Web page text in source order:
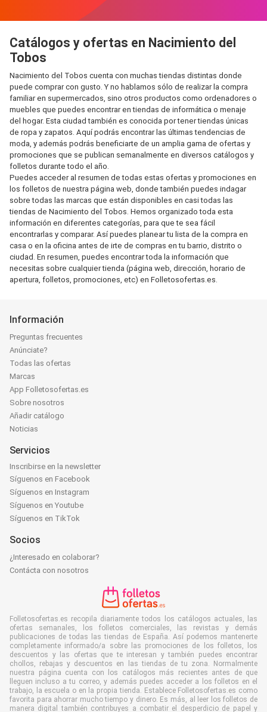
Catálogos y ofertas en Nacimiento del
Tobos
Nacimiento del Tobos cuenta con muchas tiendas distintas donde
puede comprar con gusto. Y no hablamos sólo de realizar la compra
familiar en supermercados, sino otros productos como ordenadores o
muebles que puedes encontrar en tiendas de informática o menaje
del hogar. Esta ciudad también es conocida por tener tiendas únicas
de ropa y zapatos. Aquí podrás encontrar las últimas tendencias de
moda, y además podrás beneficiarte de un amplia gama de ofertas y
promociones que se publican semanalmente en diversos catálogos y
folletos durante todo el año.
Puedes acceder al resumen de todas estas ofertas y promociones en
los folletos de nuestra página web, donde también puedes indagar
sobre todas las marcas que están disponibles en casi todas las
tiendas de Nacimiento del Tobos. Hemos organizado toda esta
información en diferentes categorías, para que te sea fácil
encontrarlas y comparar. Así puedes planear tu lista de la compra en
casa o en la oficina antes de irte de compras en tu barrio, distrito o
ciudad. En resumen, puedes encontrar toda la información que
necesitas sobre cualquier tienda (página web, dirección, horario de
apertura, folletos, promociones, etc) en Folletosofertas.es.
Información
Preguntas frecuentes
Anúnciate?
Todas las ofertas
Marcas
App Folletosofertas.es
Sobre nosotros
Añadir catálogo
Noticias
Servicios
Inscribirse en la newsletter
Síguenos en Facebook
Síguenos en Instagram
Síguenos en Youtube
Síguenos en TikTok
Socios
¿Interesado en colaborar?
Contácta con nosotros
Folletosofertas.es recopila diariamente todos los catálogos actuales, las
ofertas semanales, los folletos comerciales, las revistas y demás
publicaciones de todas las tiendas de España. Así podemos mantenerte
completamente informado/a sobre las promociones de los folletos, los
descuentos y las ofertas que te interesan y también puedes encontrar
chollos, rebajas y descuentos en las tiendas de tu zona. Normalmente
nuestra página cuenta con los catálogos más recientes antes de que
lleguen incluso a tu correo, y además puedes acceder a los folletos en el
trabajo, la escuela o en la propia tienda. Establece Folletosofertas.es como
favorita para ahorrar mucho tiempo y dinero. Es más, al leer los folletos de
manera digital también contribuyes a combatir el desperdicio de papel y